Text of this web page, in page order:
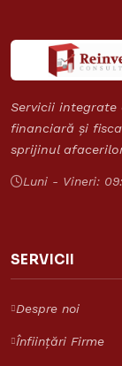
Servicii integrate
financiară și
sprijinul
Luni - Vineri:
SERVICII
Despre noi
Înființări Firme